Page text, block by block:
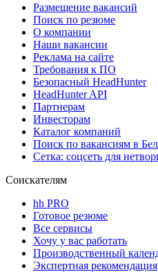
Размещение вакансий
Поиск по резюме
О компании
Наши вакансии
Реклама на сайте
Требования к ПО
Безопасный HeadHunter
HeadHunter API
Партнерам
Инвесторам
Каталог компаний
Поиск по вакансиям в
Сетка: соцсеть для
Соискателям
hh PRO
Готовое резюме
Все сервисы
Хочу у вас работать
Производственный
Экспертная рекомендация